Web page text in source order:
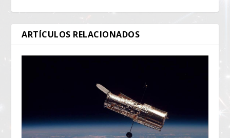
ARTÍCULOS RELACIONADOS